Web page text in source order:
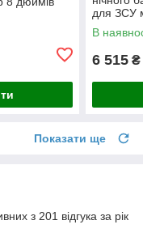
для ЗСУ
1024x600
В
6 515 ₴
Показати ще
з 201 відгука за рік